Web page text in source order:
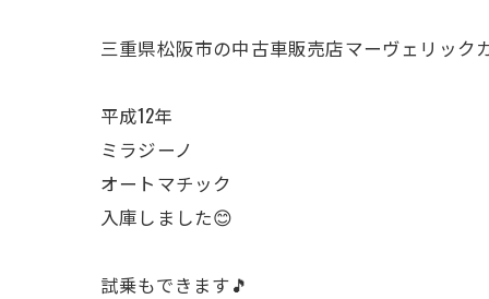
三重県松阪市の中古車販売店マーヴェリック
平成12年
ミラジーノ
オートマチック
入庫しました😊
試乗もできます🎵